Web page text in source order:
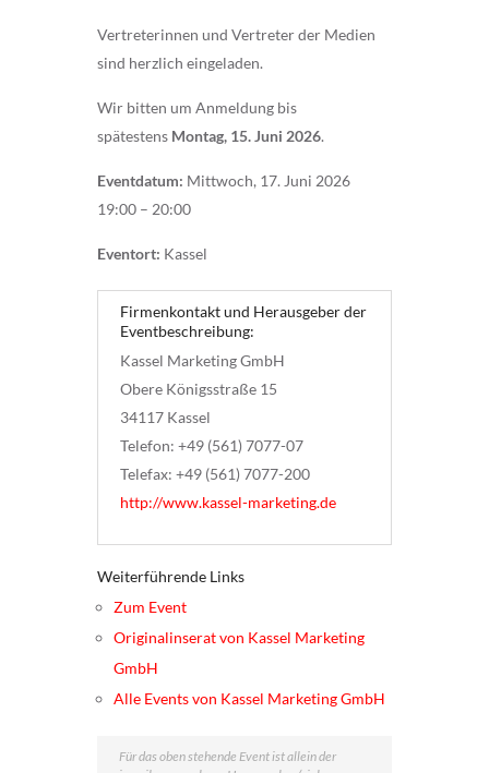
Vertreterinnen und Vertreter der Medien
sind herzlich eingeladen.
Wir bitten um Anmeldung bis
spätestens Montag, 15. Juni 2026.
Eventdatum: Mittwoch, 17. Juni 2026
19:00 – 20:00
Eventort: Kassel
Firmenkontakt und Herausgeber der
Eventbeschreibung:
Kassel Marketing GmbH
Obere Königsstraße 15
34117 Kassel
Telefon: +49 (561) 7077-07
Telefax: +49 (561) 7077-200
http://www.kassel-marketing.de
Weiterführende Links
Zum Event
Originalinserat von Kassel Marketing
GmbH
Alle Events von Kassel Marketing GmbH
Für das oben stehende Event ist allein der